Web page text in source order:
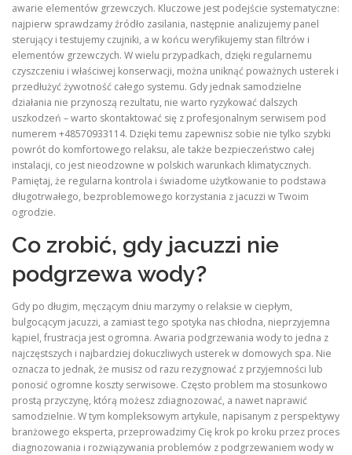
awarie elementów grzewczych. Kluczowe jest podejście systematyczne:
najpierw sprawdzamy źródło zasilania, następnie analizujemy panel
sterujący i testujemy czujniki, a w końcu weryfikujemy stan filtrów i
elementów grzewczych. W wielu przypadkach, dzięki regularnemu
czyszczeniu i właściwej konserwacji, można uniknąć poważnych usterek i
przedłużyć żywotność całego systemu. Gdy jednak samodzielne
działania nie przynoszą rezultatu, nie warto ryzykować dalszych
uszkodzeń – warto skontaktować się z profesjonalnym serwisem pod
numerem +48570933114. Dzięki temu zapewnisz sobie nie tylko szybki
powrót do komfortowego relaksu, ale także bezpieczeństwo całej
instalacji, co jest nieodzowne w polskich warunkach klimatycznych.
Pamiętaj, że regularna kontrola i świadome użytkowanie to podstawa
długotrwałego, bezproblemowego korzystania z jacuzzi w Twoim
ogrodzie.
Co zrobić, gdy jacuzzi nie
podgrzewa wody?
Gdy po długim, męczącym dniu marzymy o relaksie w ciepłym,
bulgocącym jacuzzi, a zamiast tego spotyka nas chłodna, nieprzyjemna
kąpiel, frustracja jest ogromna. Awaria podgrzewania wody to jedna z
najczęstszych i najbardziej dokuczliwych usterek w domowych spa. Nie
oznacza to jednak, że musisz od razu rezygnować z przyjemności lub
ponosić ogromne koszty serwisowe. Często problem ma stosunkowo
prostą przyczynę, którą możesz zdiagnozować, a nawet naprawić
samodzielnie. W tym kompleksowym artykule, napisanym z perspektywy
branżowego eksperta, przeprowadzimy Cię krok po kroku przez proces
diagnozowania i rozwiązywania problemów z podgrzewaniem wody w